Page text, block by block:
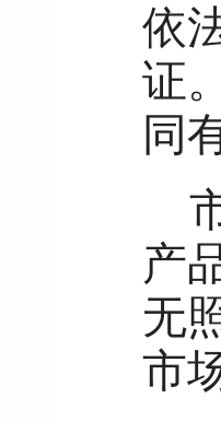
依
证
同
产
无
市